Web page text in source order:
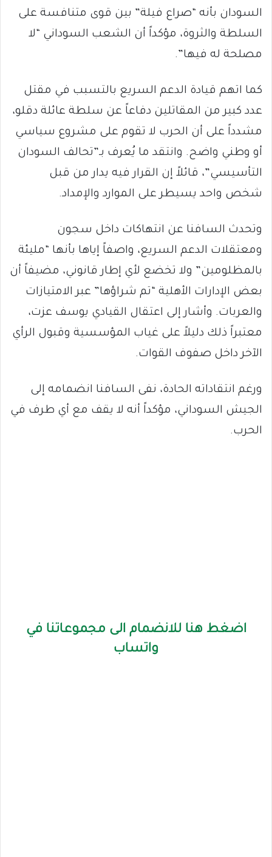
السودان بأنه “صراع فيلة” بين قوى متنافسة على
السلطة والثروة، مؤكداً أن الشعب السوداني “لا
مصلحة له فيها”.
كما اتهم قيادة الدعم السريع بالتسبب في مقتل
عدد كبير من المقاتلين دفاعاً عن سلطة عائلة دقلو،
مشدداً على أن الحرب لا تقوم على مشروع سياسي
أو وطني واضح. وانتقد ما يُعرف بـ”تحالف السودان
التأسيسي”، قائلاً إن القرار فيه يدار من قبل
شخص واحد يسيطر على الموارد والإمداد.
وتحدث السافنا عن انتهاكات داخل سجون
ومعتقلات الدعم السريع، واصفاً إياها بأنها “مليئة
بالمظلومين” ولا تخضع لأي إطار قانوني، مضيفاً أن
بعض الإدارات الأهلية “تم شراؤها” عبر الامتيازات
والعربات. وأشار إلى اعتقال القيادي يوسف عزت،
معتبراً ذلك دليلاً على غياب المؤسسية وقبول الرأي
الآخر داخل صفوف القوات.
ورغم انتقاداته الحادة، نفى السافنا انضمامه إلى
الجيش السوداني، مؤكداً أنه لا يقف مع أي طرف في
الحرب.
اضغط هنا للانضمام الى مجموعاتنا في
واتساب